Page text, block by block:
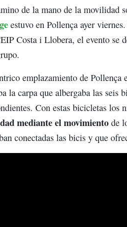
de la mano de la movilidad
estuvo en Pollença ayer
Costa i Llobera, el evento se
emplazamiento de Pollença
la carpa que albergaba las seis
Con estas bicicletas los
mediante el movimiento de
conectadas las bicis y que